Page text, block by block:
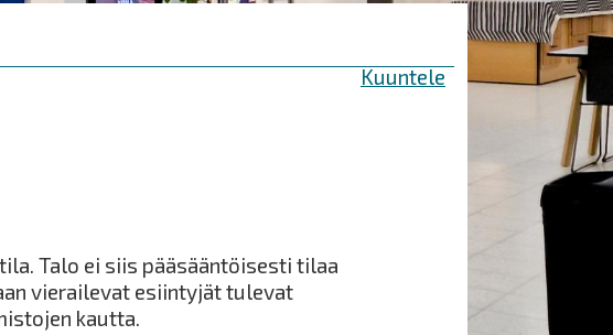
Kuuntele
Talo ei siis pääsääntöisesti tilaa
vierailevat esiintyjät tulevat
kautta.